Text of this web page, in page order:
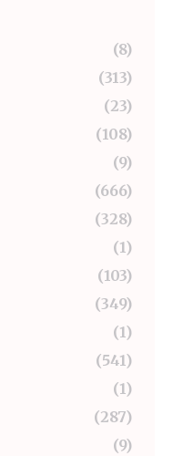
(8)
(313)
(23)
(108)
(9)
(666)
(328)
(1)
(103)
(349)
(1)
(541)
(1)
(287)
(9)